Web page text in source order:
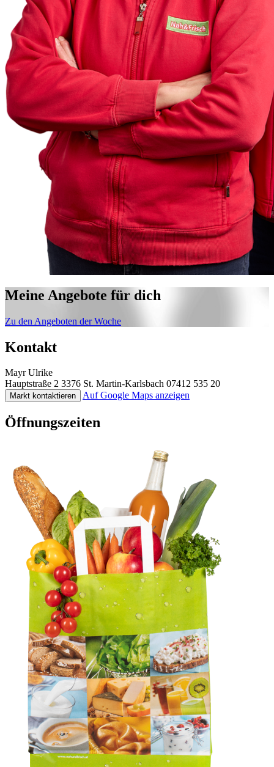
Meine Angebote für dich
Zu den Angeboten der Woche
Kontakt
Mayr Ulrike
Hauptstraße 2 3376 St. Martin-Karlsbach 07412 535 20
Markt kontaktieren Auf Google Maps anzeigen
Öffnungszeiten